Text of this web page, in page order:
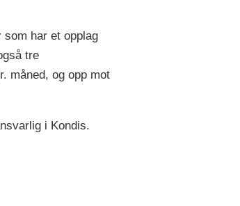
som har et opplag
tre
måned, og opp mot
i Kondis.